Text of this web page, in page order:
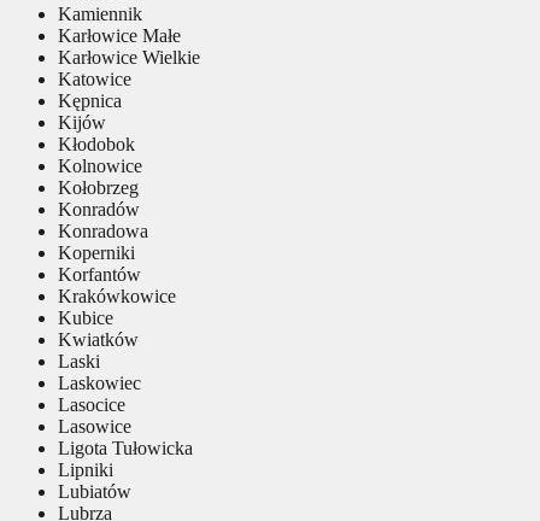
Kamiennik
Karłowice Małe
Karłowice Wielkie
Katowice
Kępnica
Kijów
Kłodobok
Kolnowice
Kołobrzeg
Konradów
Konradowa
Koperniki
Korfantów
Krakówkowice
Kubice
Kwiatków
Laski
Laskowiec
Lasocice
Lasowice
Ligota Tułowicka
Lipniki
Lubiatów
Lubrza